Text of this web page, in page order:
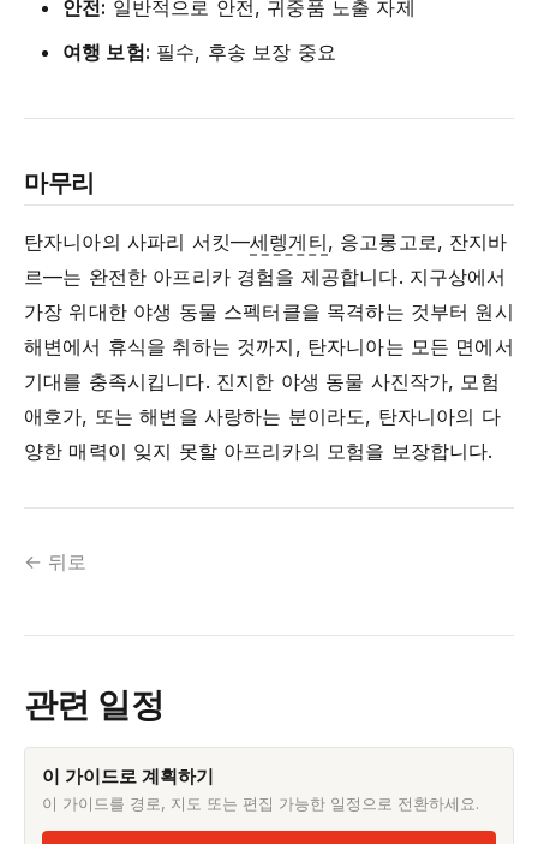
안전: 일반적으로 안전, 귀중품 노출 자제
여행 보험: 필수, 후송 보장 중요
마무리
탄자니아의 사파리 서킷—세렝게티, 응고롱고로, 잔지바
르—는 완전한 아프리카 경험을 제공합니다. 지구상에서
가장 위대한 야생 동물 스펙터클을 목격하는 것부터 원시
해변에서 휴식을 취하는 것까지, 탄자니아는 모든 면에서
기대를 충족시킵니다. 진지한 야생 동물 사진작가, 모험
애호가, 또는 해변을 사랑하는 분이라도, 탄자니아의 다
양한 매력이 잊지 못할 아프리카의 모험을 보장합니다.
← 뒤로
관련 일정
이 가이드로 계획하기
이 가이드를 경로, 지도 또는 편집 가능한 일정으로 전환하세요.